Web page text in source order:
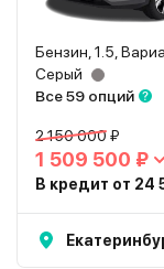
Бензин, 1.5,
Серый
Все 59 опций
2 150 000 ₽
1 509 500 ₽
В кредит от 24